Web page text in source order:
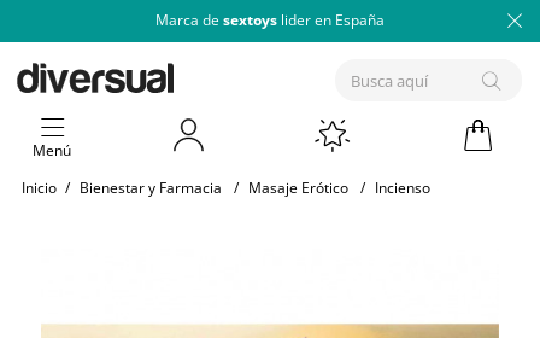
Marca de sextoys lider en España
Menú
Inicio / Bienestar y Farmacia / Masaje Erótico / Incienso